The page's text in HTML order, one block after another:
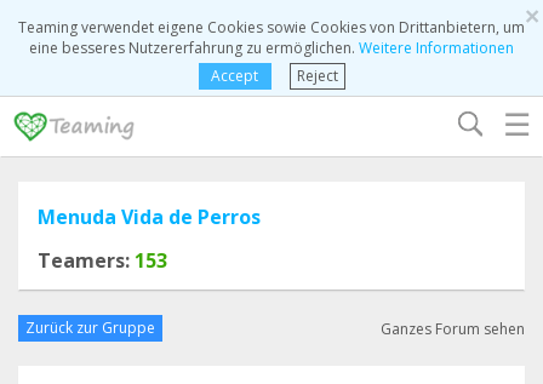
×
Teaming verwendet eigene Cookies sowie Cookies von Drittanbietern, um
eine besseres Nutzererfahrung zu ermöglichen. Weitere Informationen
Accept
Reject
☰
Menuda Vida de Perros
Teamers: 153
Zurück zur Gruppe Ganzes Forum sehen